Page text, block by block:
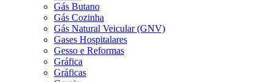
Gás Butano
Gás Cozinha
Gás Natural Veicular (GNV)
Gases Hospitalares
Gesso e Reformas
Gráfica
Gráficas